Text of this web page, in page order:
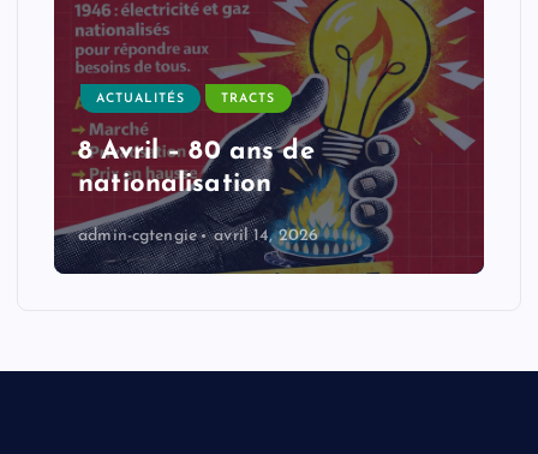
ACTUALITÉS TRACTS
8 Avril – 80 ans de
nationalisation
admin-cgtengie avril 14, 2026